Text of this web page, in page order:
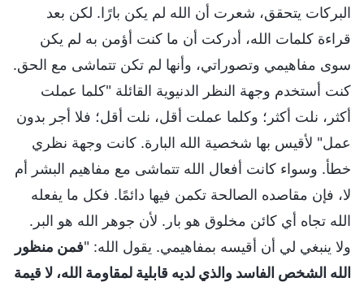
البركات يتحقق، شعرت أن الله لم يكن بارًا. لكن بعد
قراءة كلمات الله، أدركت أن ما كنت أؤمن به لم يكن
سوى مفاهيمي وتصوراتي، وأنها لم تكن تتماشى مع الحق.
كنت أستخدم وجهة النظر الدنيوية القائلة "كلما عملت
أكثر، نلت أكثر؛ وكلما عملت أقل، نلت أقل؛ فلا أجر بدون
عمل" لأقيس بها شخصية الله البارة. كانت وجهة نظري
خطأ. وسواء كانت أفعال الله تتماشى مع مفاهيم البشر أم
لا، فإن مقاصده الصالحة تكمن فيها دائمًا. فكل ما يفعله
الله تجاه أي كائن مخلوق هو بار. لأن جوهر الله هو البر.
ولا ينبغي لي أن أقيسه بمفاهيمي. يقول الله: "فمن منظور
الله الشخص الفاسد والذي لديه قابلية لمقاومة الله، لا قيمة